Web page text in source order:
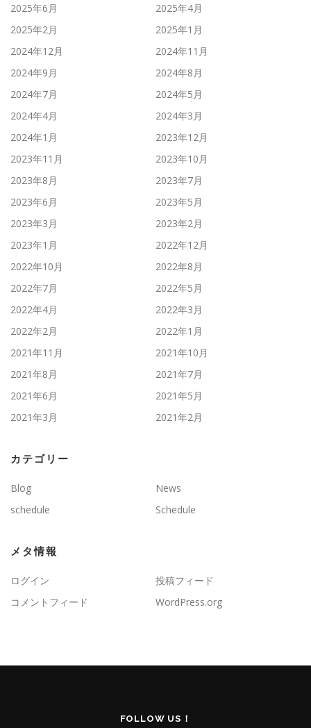
2025年6月
2025年4月
2025年2月
2025年1月
2024年12月
2024年11月
2024年9月
2024年8月
2024年7月
2024年5月
2024年4月
2024年3月
2024年1月
2023年12月
2023年11月
2023年10月
2023年8月
2023年7月
2023年6月
2023年5月
2023年3月
2023年2月
2023年1月
2022年12月
2022年10月
2022年8月
2022年7月
2022年5月
2022年4月
2022年3月
2022年2月
2022年1月
2021年11月
2021年10月
2021年8月
2021年7月
2021年6月
2021年5月
2021年3月
2021年2月
カテゴリー
Blog
News
schedule
Schedule
メタ情報
ログイン
投稿フィード
コメントフィード
WordPress.org
FOLLOW US！